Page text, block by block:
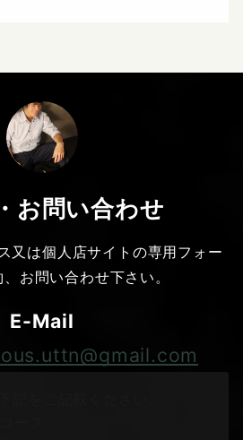
お問い合わせ
又は個人店サイトの専用フォー
お問い合わせ下さい。
E-Mail